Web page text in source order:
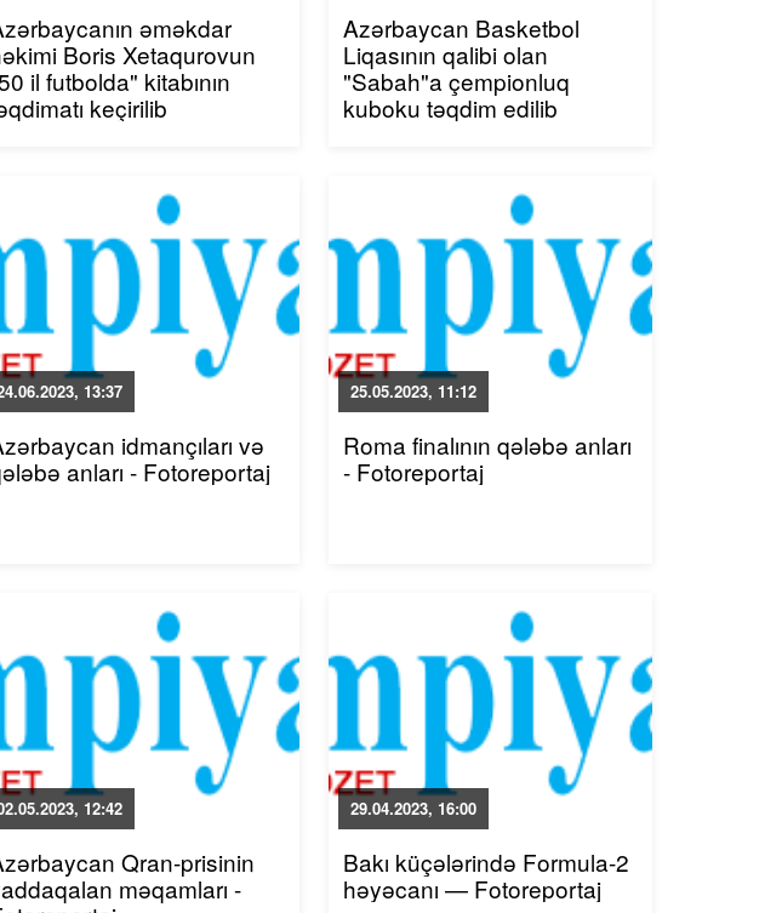
əməkdar
Boris Xetaqurovun
il futbolda" kitabının
keçirilib
Azərbaycan Basketbol
Liqasının qalibi olan
"Sabah"a çempionluq
kuboku təqdim edilib
13:37
idmançıları və
anları - Fotoreportaj
25.05.2023, 11:12
Roma finalının qələbə anları
- Fotoreportaj
12:42
Qran-prisinin
məqamları -
29.04.2023, 16:00
Bakı küçələrində Formula-2
həyəcanı — Fotoreportaj